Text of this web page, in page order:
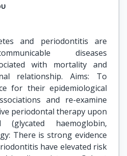
and periodontitis are
diseases
with mortality and
relationship. Aims: To
for their epidemiological
and re-examine
periodontal therapy upon
(glycated haemoglobin,
There is strong evidence
have elevated risk